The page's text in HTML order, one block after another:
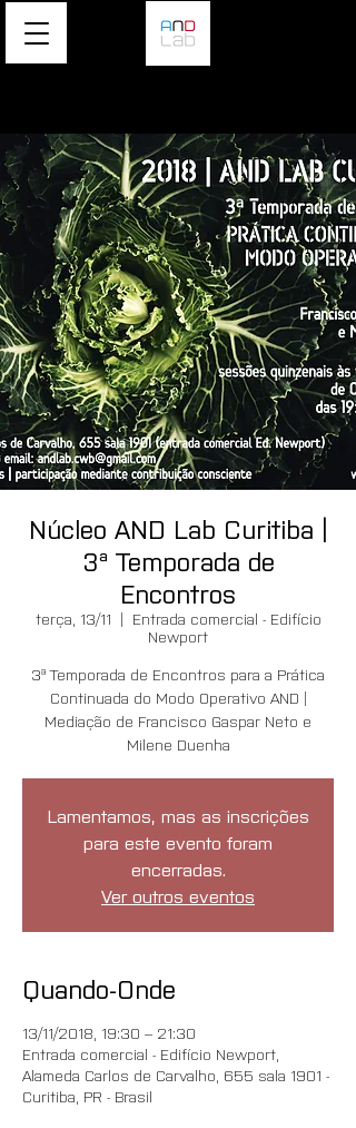
Núcleo AND Lab Curitiba |
3ª Temporada de
Encontros
terça, 13/11
  |
Entrada comercial - Edifício
Newport
3ª Temporada de Encontros para a Prática
Continuada do Modo Operativo AND |
Mediação de Francisco Gaspar Neto e
Milene Duenha
Lamentamos, mas as inscrições
para este evento foram
encerradas.
Ver outros eventos
Quando-Onde
13/11/2018, 19:30 – 21:30
Entrada comercial - Edifício Newport,
Alameda Carlos de Carvalho, 655 sala 1901 -
Curitiba, PR - Brasil